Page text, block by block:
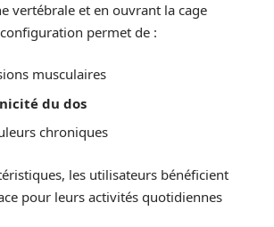
vertébrale et en ouvrant la cage
permet de :
musculaires
du dos
chroniques
les utilisateurs bénéficient
pour leurs activités quotidiennes